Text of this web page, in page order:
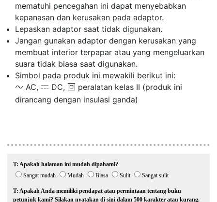
mematuhi pencegahan ini dapat menyebabkan
kepanasan dan kerusakan pada adaptor.
Lepaskan adaptor saat tidak digunakan.
Jangan gunakan adaptor dengan kerusakan yang
membuat interior terpapar atau yang mengeluarkan
suara tidak biasa saat digunakan.
Simbol pada produk ini mewakili berikut ini:
m AC, p DC, q peralatan kelas II (produk ini
dirancang dengan insulasi ganda)